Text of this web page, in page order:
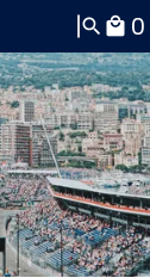
search local_mall 0